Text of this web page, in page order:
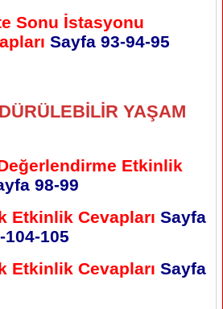
Sonu İstasyonu
Sayfa 93-94-95
YAŞAM
Etkinlik
98-99
Etkinlik Cevapları Sayfa
104-105
Etkinlik Cevapları Sayfa